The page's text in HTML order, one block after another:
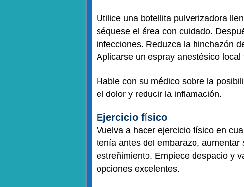
Utilice una botellita pulverizadora
séquese el área con cuidado.
infecciones. Reduzca la hinchazón
Aplicarse un espray anestésico local
Hable con su médico sobre la
el dolor y reducir la inflamación.
Ejercicio físico
Vuelva a hacer ejercicio físico en
tenía antes del embarazo, aumentar
estreñimiento. Empiece despacio y
opciones excelentes.